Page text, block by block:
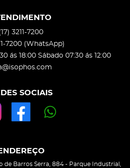
3211-7200
7200 (WhatsApp)
ás 18:00 Sábado 07:30 ás 12:00
SOCIAIS
ENDEREÇO
de Barros Serra, 884- Parque Industrial,